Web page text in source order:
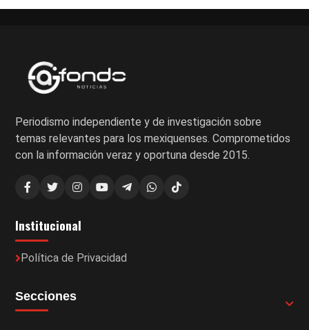
entradas
Periodismo independiente y de investigación sobre
temas relevantes para los mexiquenses. Comprometidos
con la información veraz y oportuna desde 2015.
Institucional
Política de Privacidad
Secciones